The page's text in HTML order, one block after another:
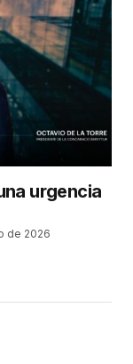
urgencia
de 2026